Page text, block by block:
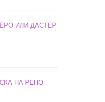
ИЛИ ДАСТЕР
НА РЕНО